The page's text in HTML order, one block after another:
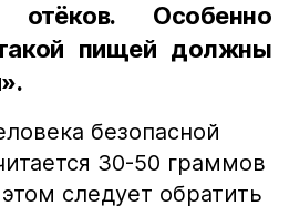
отёков. Особенно
пищей должны
безопасной
30-50 граммов
следует обратить